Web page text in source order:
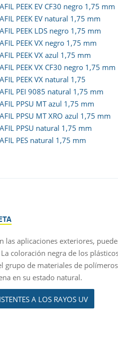
PEEK EV CF30 negro 1,75 mm
PEEK EV natural 1,75 mm
PEEK LDS negro 1,75 mm
PEEK VX negro 1,75 mm
PEEK VX azul 1,75 mm
PEEK VX CF30 negro 1,75 mm
PEEK VX natural 1,75
PEI 9085 natural 1,75 mm
PPSU MT azul 1,75 mm
PPSU MT XRO azul 1,75 mm
PPSU natural 1,75 mm
PES natural 1,75 mm
aplicaciones exteriores,
coloración negra de los
grupo de materiales de
en su estado natural.
A LOS RAYOS UV